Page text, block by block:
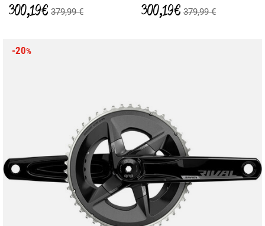
300,19 € 379,99 € 300,19 € 379,99 €
-20%